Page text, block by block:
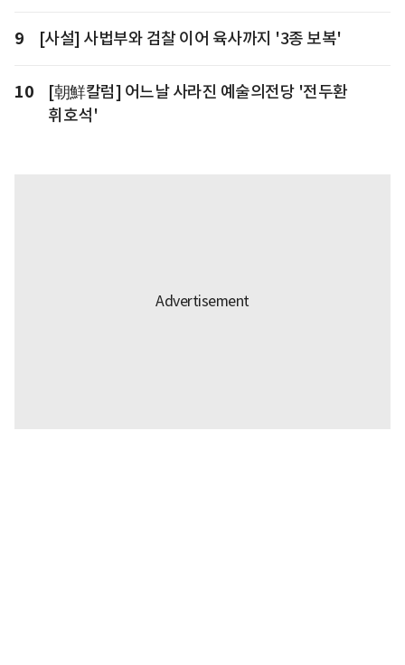
9 [사설] 사법부와 검찰 이어 육사까지 '3종 보복'
10
[朝鮮칼럼] 어느날 사라진 예술의전당 '전두환
휘호석'